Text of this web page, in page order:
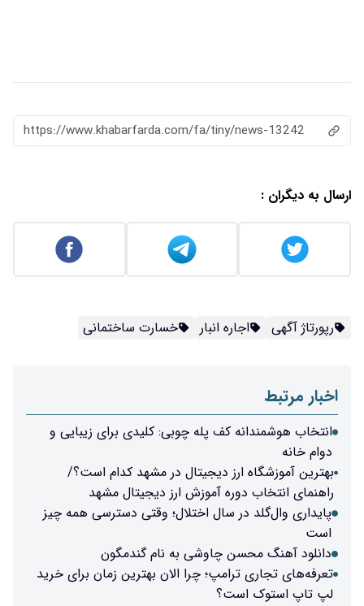
https://www.khabarfarda.com/fa/tiny/news-13242
ارسال به دیگران :
رپورتاژ آگهی اجاره انبار خسارت ساختمانی
اخبار مرتبط
انتخاب هوشمندانه کف پله چوبی: کلیدی برای زیبایی و
دوام خانه
بهترین آموزشگاه ارز دیجیتال در مشهد کدام است؟/
راهنمای انتخاب دوره آموزش ارز دیجیتال مشهد
پایداری وال‌گلد در سال اختلال؛ وقتی دسترسی همه چیز
است
دانلود آهنگ محسن چاوشی به نام گندمگون
تعرفه‌های تجاری ترامپ؛ چرا الان بهترین زمان برای خرید
لپ تاپ استوک است؟